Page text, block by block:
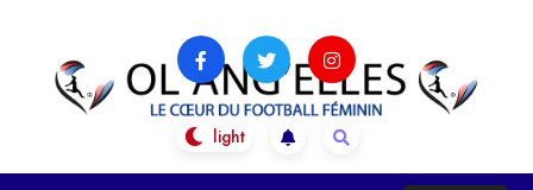
content
OL Ang'Elles
Le coeur du football féminin